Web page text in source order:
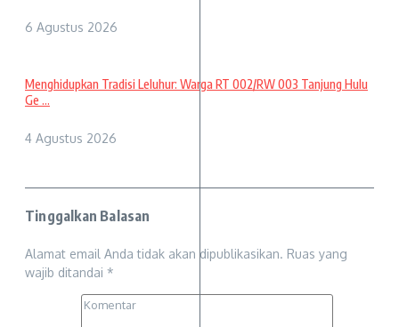
6 Agustus 2026
Menghidupkan Tradisi Leluhur: Warga RT 002/RW 003 Tanjung Hulu
Ge ...
4 Agustus 2026
Tinggalkan Balasan
Alamat email Anda tidak akan dipublikasikan. Ruas yang
wajib ditandai *